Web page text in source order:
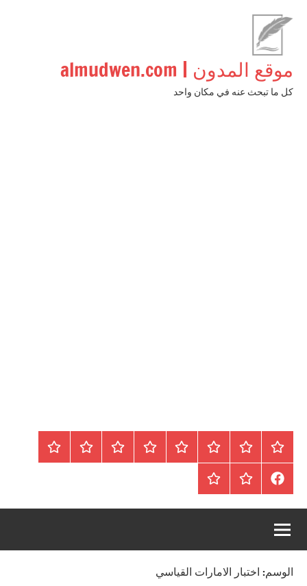
المحتوى
موقع المدون | almudwen.com
كل ما تبحث عنه في مكان واحد
الرئيسيةالمواضيعوظائف
محلية
/
دولية
عقارات Blog
من
اتصل
سياسة
FaceBookعقارات
للبيع
أرشيف
موقع
الوسم: اختبار الامارات القياسي